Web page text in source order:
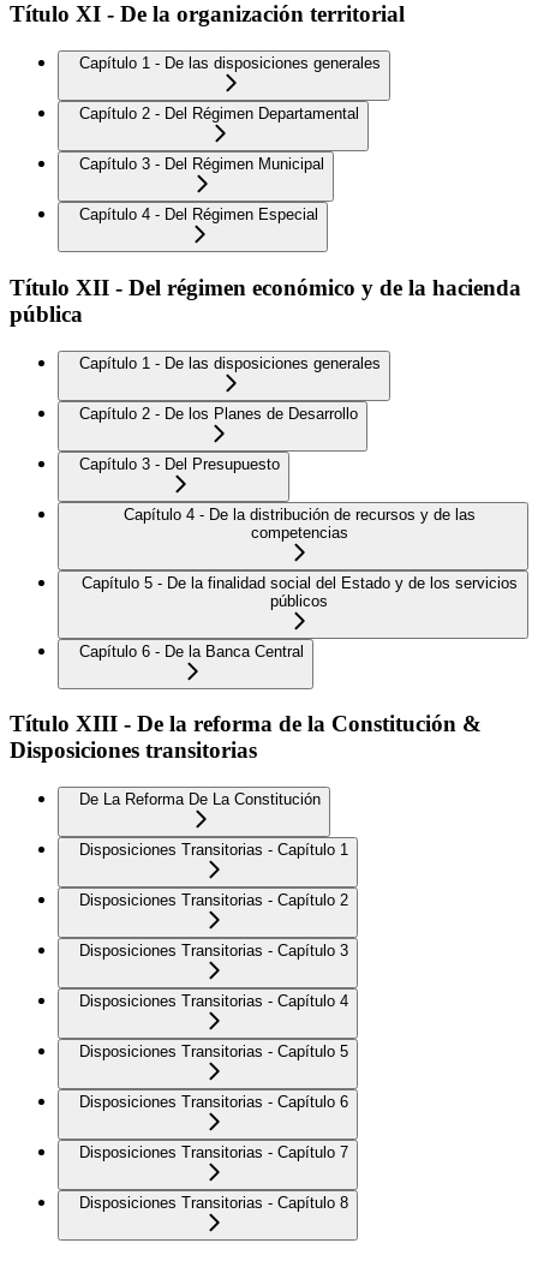
Título XI - De la organización territorial
Capítulo 1 - De las disposiciones generales
Capítulo 2 - Del Régimen Departamental
Capítulo 3 - Del Régimen Municipal
Capítulo 4 - Del Régimen Especial
Título XII - Del régimen económico y de la hacienda
pública
Capítulo 1 - De las disposiciones generales
Capítulo 2 - De los Planes de Desarrollo
Capítulo 3 - Del Presupuesto
Capítulo 4 - De la distribución de recursos y de las
competencias
Capítulo 5 - De la finalidad social del Estado y de los servicios
públicos
Capítulo 6 - De la Banca Central
Título XIII - De la reforma de la Constitución &
Disposiciones transitorias
De La Reforma De La Constitución
Disposiciones Transitorias - Capítulo 1
Disposiciones Transitorias - Capítulo 2
Disposiciones Transitorias - Capítulo 3
Disposiciones Transitorias - Capítulo 4
Disposiciones Transitorias - Capítulo 5
Disposiciones Transitorias - Capítulo 6
Disposiciones Transitorias - Capítulo 7
Disposiciones Transitorias - Capítulo 8